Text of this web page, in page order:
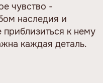
чувство -
наследия и
к нему
каждая деталь.